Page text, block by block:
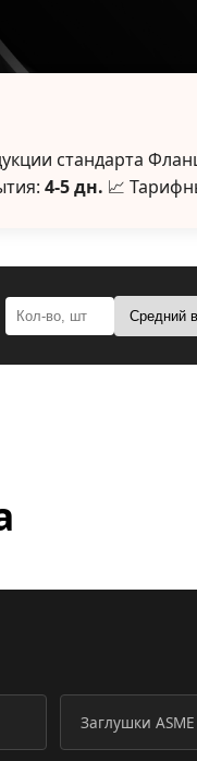
стандарта
4-5 дн. 📈
Заглушки